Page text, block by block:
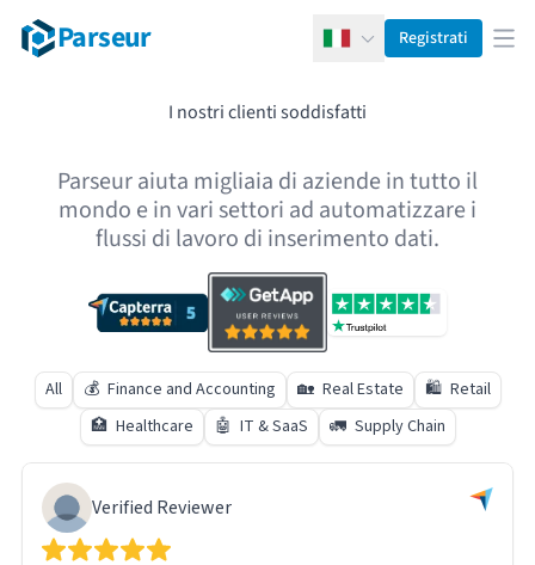
Parseur ItalianoRegistrati
I nostri clienti soddisfatti
Parseur aiuta migliaia di aziende in tutto il
mondo e in vari settori ad automatizzare i
flussi di lavoro di inserimento dati.
All 💰️ Finance and Accounting 🏡 Real Estate 🛍️ Retail
🏥 Healthcare 🤖 IT & SaaS 🚛 Supply Chain
Verified Reviewer